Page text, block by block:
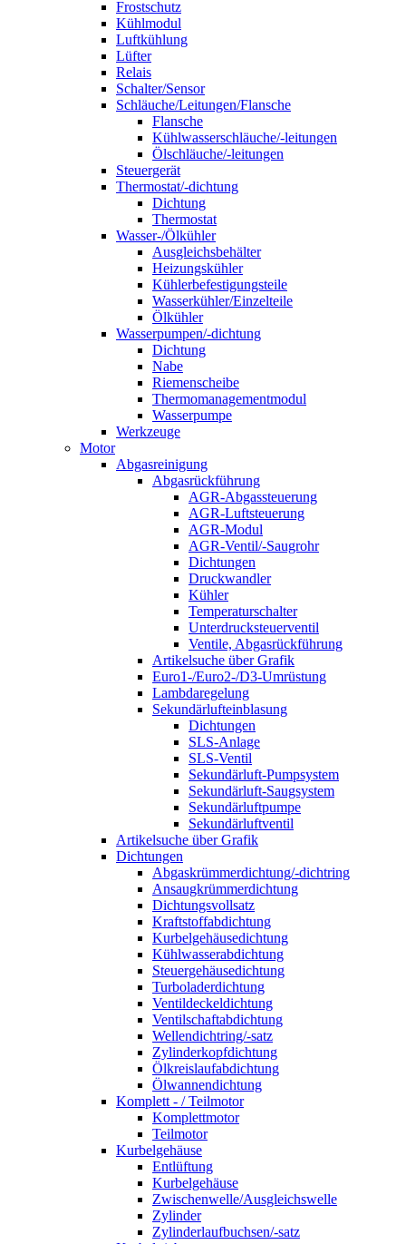
Frostschutz
Kühlmodul
Luftkühlung
Lüfter
Relais
Schalter/Sensor
Schläuche/Leitungen/Flansche
Flansche
Kühlwasserschläuche/-leitungen
Ölschläuche/-leitungen
Steuergerät
Thermostat/-dichtung
Dichtung
Thermostat
Wasser-/Ölkühler
Ausgleichsbehälter
Heizungskühler
Kühlerbefestigungsteile
Wasserkühler/Einzelteile
Ölkühler
Wasserpumpen/-dichtung
Dichtung
Nabe
Riemenscheibe
Thermomanagementmodul
Wasserpumpe
Werkzeuge
Motor
Abgasreinigung
Abgasrückführung
AGR-Abgassteuerung
AGR-Luftsteuerung
AGR-Modul
AGR-Ventil/-Saugrohr
Dichtungen
Druckwandler
Kühler
Temperaturschalter
Unterdrucksteuerventil
Ventile, Abgasrückführung
Artikelsuche über Grafik
Euro1-/Euro2-/D3-Umrüstung
Lambdaregelung
Sekundärlufteinblasung
Dichtungen
SLS-Anlage
SLS-Ventil
Sekundärluft-Pumpsystem
Sekundärluft-Saugsystem
Sekundärluftpumpe
Sekundärluftventil
Artikelsuche über Grafik
Dichtungen
Abgaskrümmerdichtung/-dichtring
Ansaugkrümmerdichtung
Dichtungsvollsatz
Kraftstoffabdichtung
Kurbelgehäusedichtung
Kühlwasserabdichtung
Steuergehäusedichtung
Turboladerdichtung
Ventildeckeldichtung
Ventilschaftabdichtung
Wellendichtring/-satz
Zylinderkopfdichtung
Ölkreislaufabdichtung
Ölwannendichtung
Komplett - / Teilmotor
Komplettmotor
Teilmotor
Kurbelgehäuse
Entlüftung
Kurbelgehäuse
Zwischenwelle/Ausgleichswelle
Zylinder
Zylinderlaufbuchsen/-satz